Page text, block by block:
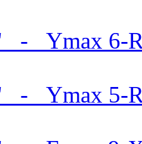
- Ymax 6-
- Ymax 5-